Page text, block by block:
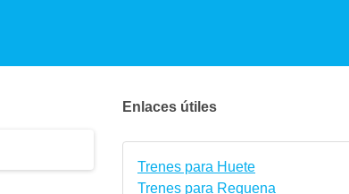
Enlaces útiles
Trenes para Huete
Trenes para Requena